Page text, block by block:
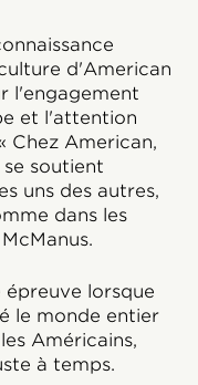
d'American
l'engagement
et l'attention
Chez American,
soutient
uns des autres,
dans les
lorsque
le monde entier
Américains,
à temps.